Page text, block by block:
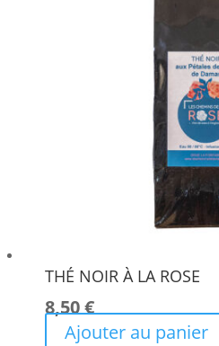
THÉ NOIR À LA ROSE
8,50€
Ajouter au panier